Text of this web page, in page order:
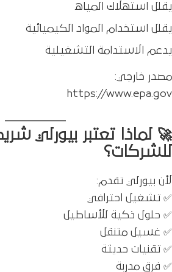
يقلل استهلاك المياه
يقلل استخدام المواد الكيميائية
يدعم الاستدامة التشغيلية
مصدر خارجي:
https://www.epa.gov
🚀 لماذا تعتبر بيورلي
للشركات؟
لأن بيورلي تقدم:
✅ تشغيل احترافي
✅ حلول ذكية للأساطيل
✅ غسيل متنقل
✅ تقنيات حديثة
✅ فرق مدربة